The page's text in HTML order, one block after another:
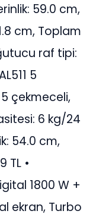
59.0 cm,
cm, Toplam
raf tipi:
5
çekmeceli,
6 kg/24
54.0 cm,
TL •
1800 W +
ekran, Turbo